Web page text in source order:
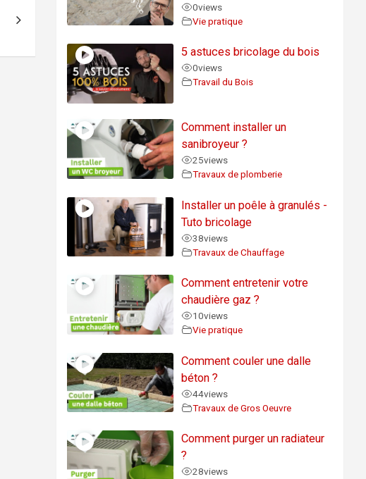
0views
Vie pratique
5 astuces bricolage du bois
0views
Travail du Bois
Comment installer un
sanibroyeur ?
25views
Travaux de plomberie
Installer un poêle à granulés -
Tuto bricolage
38views
Travaux de Chauffage
Comment entretenir votre
chaudière gaz ?
10views
Vie pratique
Comment couler une dalle
béton ?
44views
Travaux de Gros Oeuvre
Comment purger un radiateur
?
28views